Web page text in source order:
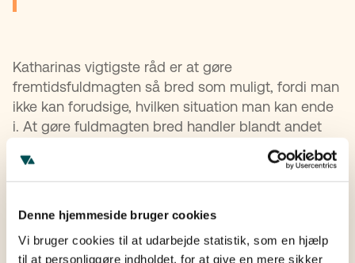
Denne hjemmeside bruger cookies
Vi bruger cookies til at udarbejde statistik, som en hjælp
til at personliggøre indholdet, for at give en mere sikker
Katharinas vigtigste råd er at gøre
fremtidsfuldmagten så bred som muligt, fordi man
ikke kan forudsige, hvilken situation man kan ende
i. At gøre fuldmagten bred handler blandt andet
om at have flere, gerne to, fuldmagtshavere. Det
handler også om omfanget af fuldmagten.
Når Katharina ikke sikrer danskerne, får
hun tiden til at gå med...